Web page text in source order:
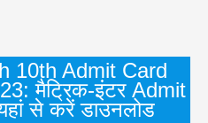
10th Admit Card
मैट्रिक-इंटर Admit
से करें डाउनलोड